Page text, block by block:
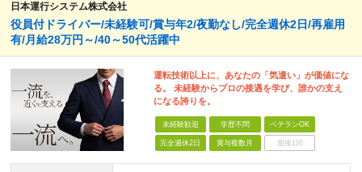
日本運行システム株式会社
役員付ドライバー/未経験可/賞与年2/夜勤なし/完全週休2日/再雇用
有/月給28万円～/40～50代活躍中
運転技術以上に、あなたの「気遣い」が価値にな
る。 未経験からプロの接遇を学び、誰かの支え
になる誇りを。
未経験歓迎 学歴不問 ベテランOK
完全週休2日 賞与複数月 面接1回